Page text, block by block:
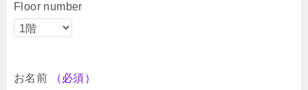
Floor number
お名前
（必須）